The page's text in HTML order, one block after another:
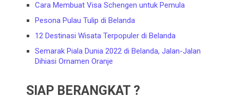
Cara Membuat Visa Schengen untuk Pemula
Pesona Pulau Tulip di Belanda
12 Destinasi Wisata Terpopuler di Belanda
Semarak Piala Dunia 2022 di Belanda, Jalan-Jalan
Dihiasi Ornamen Oranje
SIAP BERANGKAT ?